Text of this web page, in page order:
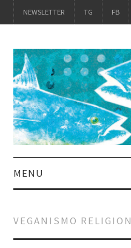
NEWSLETTER TG FB
MENU
VEGANISMO